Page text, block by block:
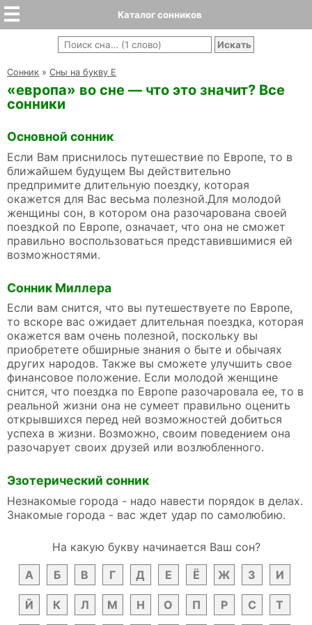
Каталог сонников
Cонник » Сны на букву Е
«европа» во сне — что это значит? Все
сонники
Основной сонник
Если Вам приснилось путешествие по Европе, то в
ближайшем будущем Вы действительно
предпримите длительную поездку, которая
окажется для Вас весьма полезной.Для молодой
женщины сон, в котором она разочарована своей
поездкой по Европе, означает, что она не сможет
правильно воспользоваться представившимися ей
возможностями.
Сонник Миллера
Если вам снится, что вы путешествуете по Европе,
то вскоре вас ожидает длительная поездка, которая
окажется вам очень полезной, поскольку вы
приобретете обширные знания о быте и обычаях
других народов. Также вы сможете улучшить свое
финансовое положение. Если молодой женщине
снится, что поездка по Европе разочаровала ее, то в
реальной жизни она не сумеет правильно оценить
открывшихся перед ней возможностей добиться
успеха в жизни. Возможно, своим поведением она
разочарует своих друзей или возлюбленного.
Эзотерический сонник
Незнакомые города - надо навести порядок в делах.
Знакомые города - вас ждет удар по самолюбию.
На какую букву начинается Ваш сон?
А
Б В Г Д Е Ё Ж З И
Й К Л М Н О П Р С Т